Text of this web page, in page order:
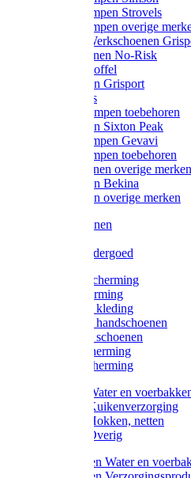
Schoenklompen Strovels
Schoenklompen overige
Wandel-/ Werkschoenen
Werkschoenen No-Risk
Klomppantoffel
Werklaarzen Grisport
Accessoires
Houten klompen toebehoren
Werklaarzen Sixton Peak
Schoenklompen Gevavi
Schoenklompen toebehoren
Werkschoenen overige merken
Werklaarzen Bekina
Werklaarzen overige merken
Handschoenen
Thermo ondergoed
Gehoorbescherming
Oogbescherming
Disposable kleding
Disposable handschoenen
Disposable schoenen
Mondbescherming
Hoofdbescherming
Pluimvee Water en
Pluimvee Kuikenverzorging
Pluimvee Hokken, netten
Pluimvee Overig
Knaagdieren Water en